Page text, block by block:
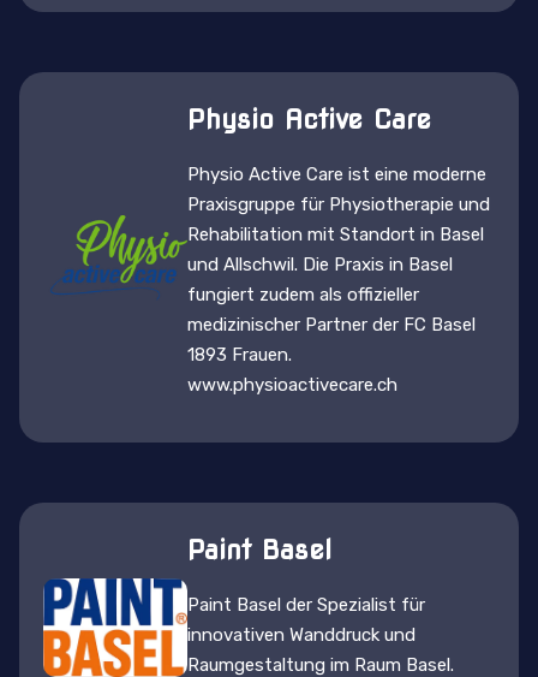
Physio Active Care
Physio Active Care ist eine moderne
Praxisgruppe für Physiotherapie und
Rehabilitation mit Standort in Basel
und Allschwil. Die Praxis in Basel
fungiert zudem als offizieller
medizinischer Partner der FC Basel
1893 Frauen.
www.physioactivecare.ch
Paint Basel
Paint Basel der Spezialist für
innovativen Wanddruck und
Raumgestaltung im Raum Basel.